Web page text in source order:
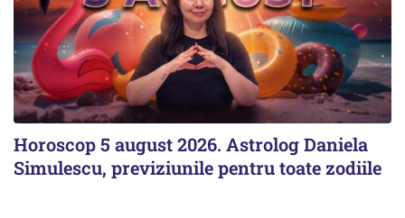
Horoscop 5 august 2026. Astrolog Daniela
Simulescu, previziunile pentru toate zodiile